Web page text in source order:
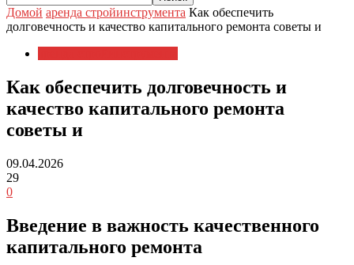
Домой аренда стройинструмента Как обеспечить
долговечность и качество капитального ремонта советы и
Как обеспечить долговечность и
качество капитального ремонта
советы и
09.04.2026
29
0
Введение в важность качественного
капитального ремонта